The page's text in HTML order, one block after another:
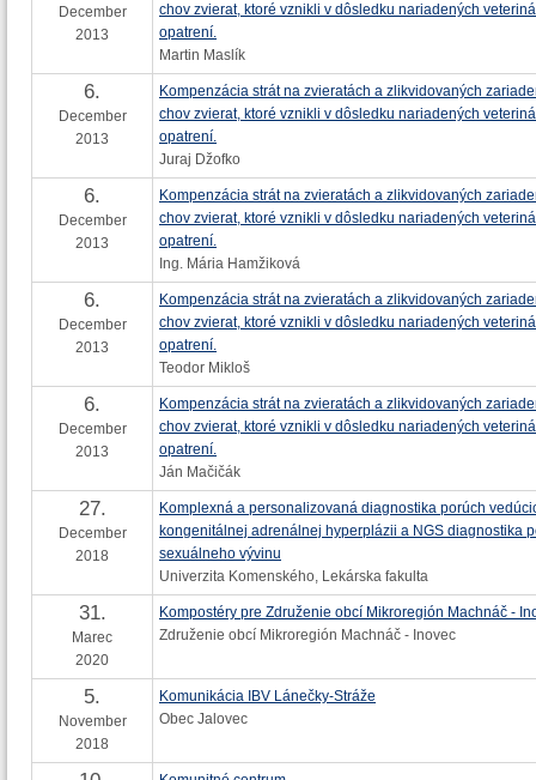
December
2013
chov zvierat, ktoré vznikli v dôsledku nariadených
opatrení.
Martin Maslík
6.
December
2013
Kompenzácia strát na zvieratách a zlikvidovaných
chov zvierat, ktoré vznikli v dôsledku nariadených
opatrení.
Juraj Džofko
6.
December
2013
Kompenzácia strát na zvieratách a zlikvidovaných
chov zvierat, ktoré vznikli v dôsledku nariadených
opatrení.
Ing. Mária Hamžiková
6.
December
2013
Kompenzácia strát na zvieratách a zlikvidovaných
chov zvierat, ktoré vznikli v dôsledku nariadených
opatrení.
Teodor Mikloš
6.
December
2013
Kompenzácia strát na zvieratách a zlikvidovaných
chov zvierat, ktoré vznikli v dôsledku nariadených
opatrení.
Ján Mačičák
27.
December
2018
Komplexná a personalizovaná diagnostika porúch
kongenitálnej adrenálnej hyperplázii a NGS diagnostika
sexuálneho vývinu
Univerzita Komenského, Lekárska fakulta
31.
Marec
2020
Kompostéry pre Združenie obcí Mikroregión Machnáč -
Združenie obcí Mikroregión Machnáč - Inovec
5.
November
2018
Komunikácia IBV Lánečky-Stráže
Obec Jalovec